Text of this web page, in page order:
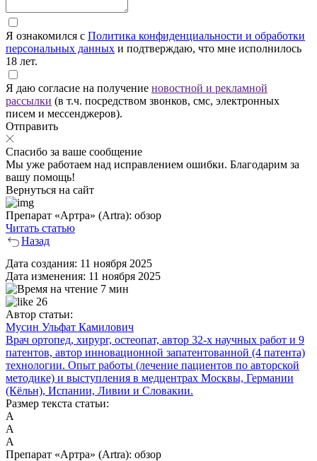
Я ознакомился с Политика конфиденциальности и обработки
персональных данных и подтверждаю, что мне исполнилось
18 лет.
Я даю согласие на получение новостной и рекламной
рассылки (в т.ч. посредством звонков, смс, электронных
писем и мессенджеров).
Отправить
Спасибо за ваше сообщение
Мы уже работаем над исправлением ошибки. Благодарим за
вашу помощь!
Вернуться на сайт
Препарат «Артра» (Artra): обзор
Читать статью
Назад
Дата создания: 11 ноября 2025
Дата изменения: 11 ноября 2025
7 мин
26
Автор статьи:
Мусин Ульфат Камилович
Врач ортопед, хирург, остеопат, автор 32-х научных работ и 9
патентов, автор инновационной запатентованной (4 патента)
технологии. Опыт работы (лечение пациентов по авторской
методике) и выступления в медцентрах Москвы, Германии
(Кёльн), Испании, Ливии и Словакии.
Размер текста статьи:
А
А
А
Препарат «Артра» (Artra): обзор